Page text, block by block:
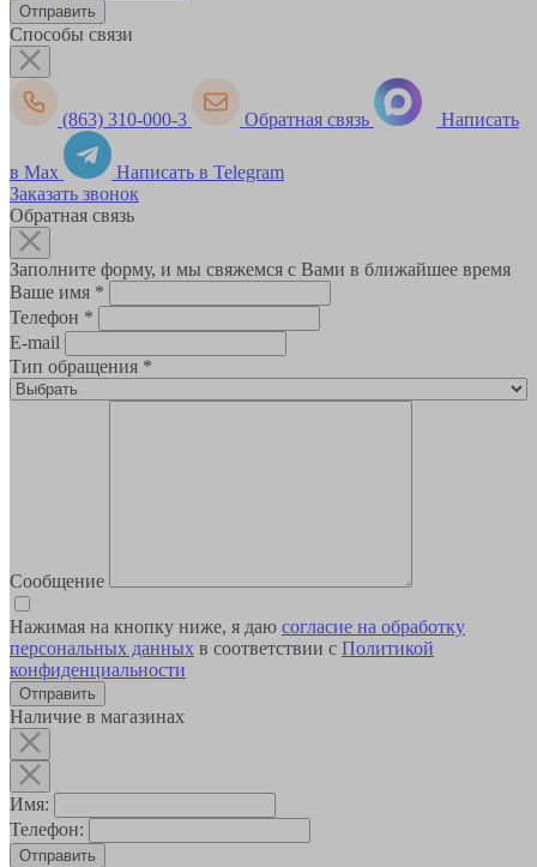
Способы связи
(863) 310-000-3 Обратная связь Написать
в Max
Написать в Telegram
Заказать звонок
Обратная связь
Заполните форму, и мы свяжемся с Вами в ближайшее время
Ваше имя *
Телефон *
E-mail
Тип обращения *
Сообщение
Нажимая на кнопку ниже, я даю согласие на обработку
персональных данных в соответствии с Политикой
конфиденциальности
Наличие в магазинах
Имя:
Телефон:
Отправить